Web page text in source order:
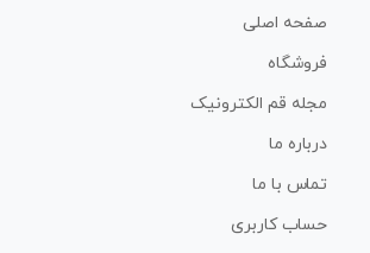
صفحه اصلی
فروشگاه
مجله قم الکترونیک
درباره ما
تماس با ما
حساب کاربری